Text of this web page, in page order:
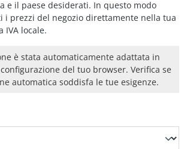
da carpenteria
e il paese desiderati. In questo modo
i prezzi del negozio direttamente nella tua
IVA locale.
è stata automaticamente adattata in
del tuo browser. Verifica se
automatica soddisfa le tue esigenze.